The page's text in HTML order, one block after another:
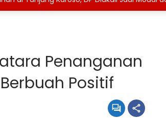
Penanganan
Positif